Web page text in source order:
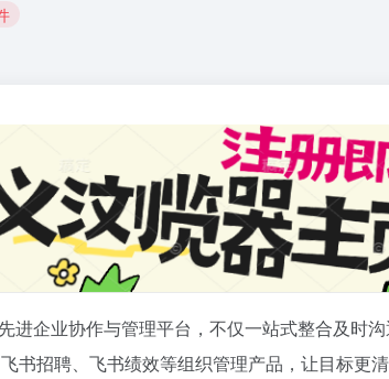
企业协作与管理平台，不仅一站式整合及时
书招聘、飞书绩效等组织管理产品，让目标更